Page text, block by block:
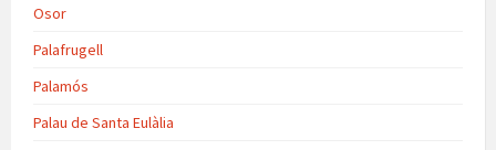
Osor
Palafrugell
Palamós
Palau de Santa Eulàlia